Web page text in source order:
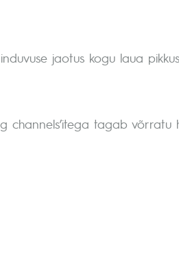
jaotus kogu laua
channels’itega tagab võrratu